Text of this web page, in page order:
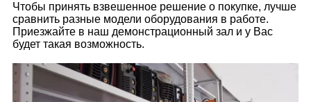
Чтобы принять взвешенное решение о покупке, лучше
сравнить разные модели оборудования в работе.
Приезжайте в наш демонстрационный зал и у Вас
будет такая возможность.